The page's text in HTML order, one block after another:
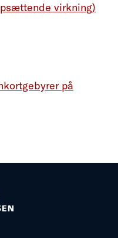
virkning)
på